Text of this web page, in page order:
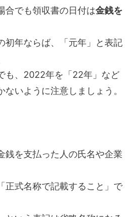
合でも領収書の日付は金銭を
初年ならば、「元年」と表記
も、2022年を「22年」など
ないように注意しましょう。
銭を支払った人の氏名や企業
正式名称で記載すること」で